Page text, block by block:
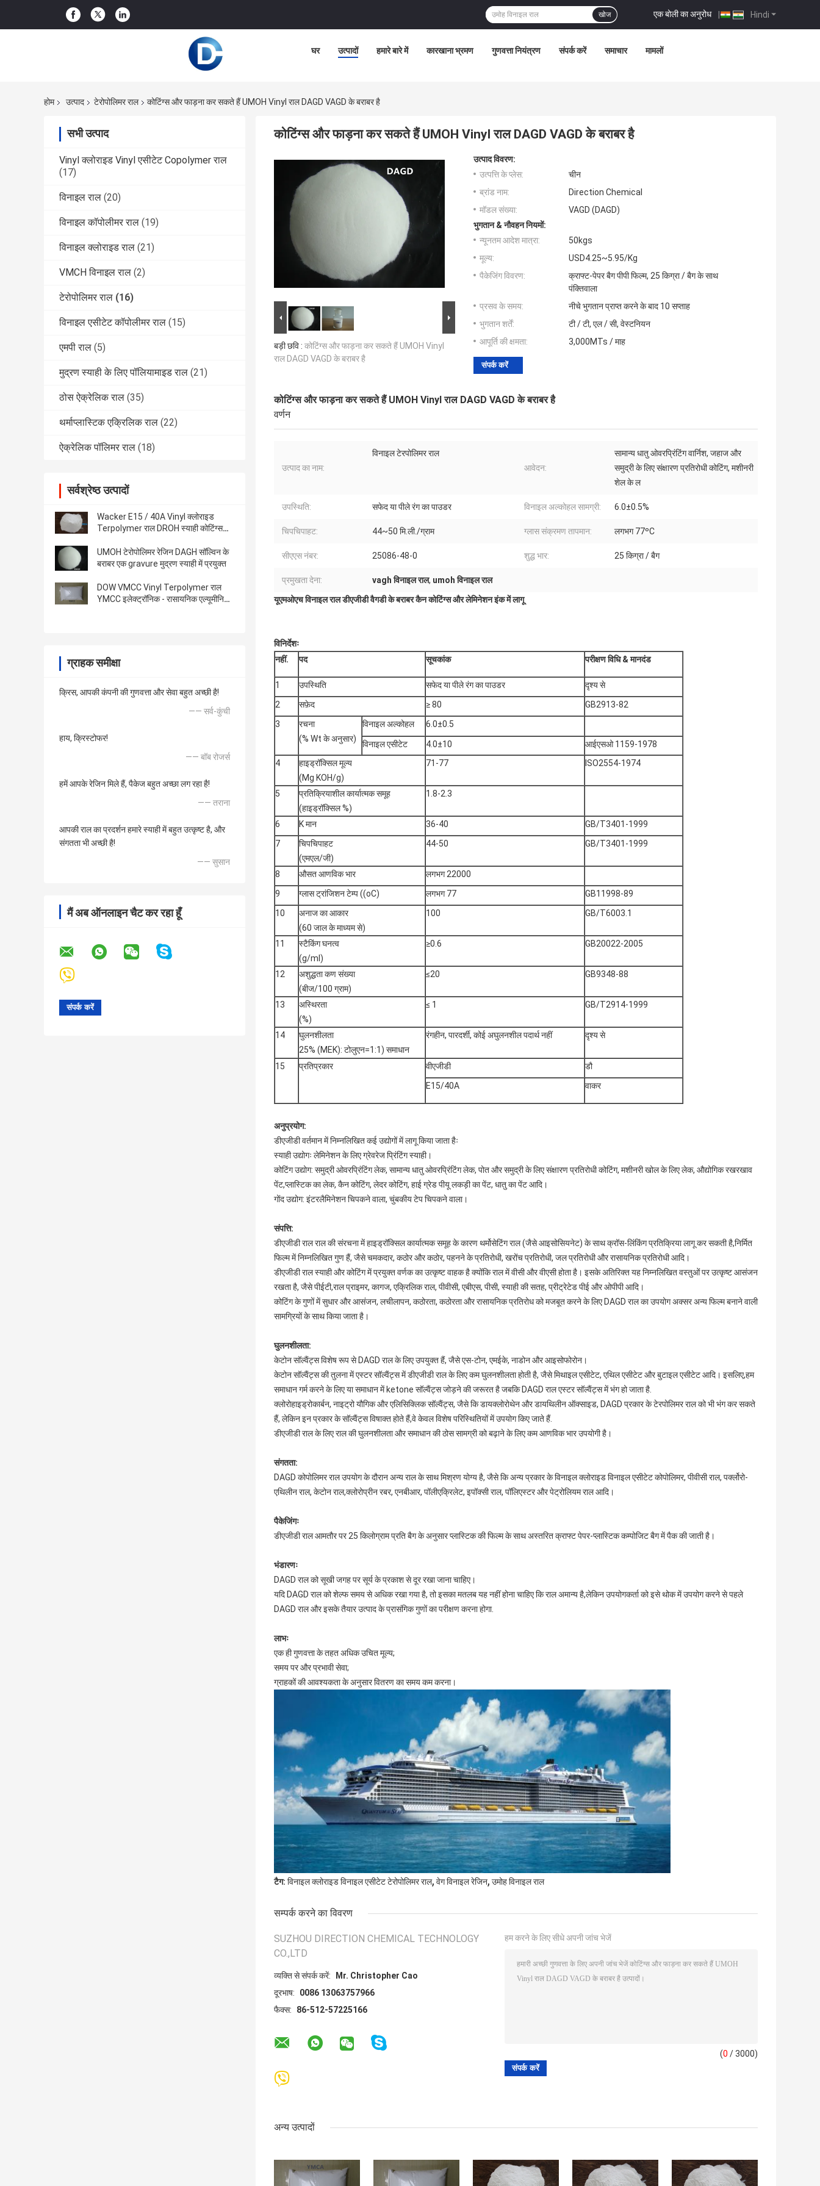
Hindi
एक बोली का अनुरोध |
खोज
घर उत्पादों हमारे बारे में कारखाना भ्रमण गुणवत्ता नियंत्रण संपर्क करें समाचार मामलों
होम उत्पाद टेरोपोलिमर राल कोटिंग्स और फाड़ना कर सकते हैं UMOH Vinyl राल DAGD VAGD के बराबर है
सभी उत्पाद
Vinyl क्लोराइड Vinyl एसीटेट Copolymer राल
(17)
विनाइल राल (20)
विनाइल कॉपोलीमर राल (19)
विनाइल क्लोराइड राल (21)
VMCH विनाइल राल (2)
टेरोपोलिमर राल (16)
विनाइल एसीटेट कॉपोलीमर राल (15)
एमपी राल (5)
मुद्रण स्याही के लिए पॉलियामाइड राल (21)
ठोस ऐक्रेलिक राल (35)
थर्माप्लास्टिक एक्रिलिक राल (22)
ऐक्रेलिक पॉलिमर राल (18)
सर्वश्रेष्ठ उत्पादों
Wacker E15 / 40A Vinyl क्लोराइड
Terpolymer राल DROH स्याही कोटिंग्स
UMOH टेरोपोलिमर रेजिन DAGH सॉल्विन के
बराबर एक gravure मुद्रण स्याही में प्रयुक्त
DOW VMCC Vinyl Terpolymer राल
YMCC इलेक्ट्रॉनिक - रासायनिक एल्यूमीनियम
ग्राहक समीक्षा
क्रिस, आपकी कंपनी की गुणवत्ता और सेवा बहुत अच्छी है!
—— सर्व-कुंची
हाय, क्रिस्टोफर!
—— बॉब रोजर्स
हमें आपके रेजिन मिले हैं, पैकेज बहुत अच्छा लग रहा है!
—— तराना
आपकी राल का प्रदर्शन हमारे स्याही में बहुत उत्कृष्ट है, और
संगतता भी अच्छी है!
—— सुसान
मैं अब ऑनलाइन चैट कर रहा हूँ
कोटिंग्स और फाड़ना कर सकते हैं UMOH Vinyl राल DAGD VAGD के बराबर है
बड़ी छवि : कोटिंग्स और फाड़ना कर सकते हैं UMOH Vinyl
राल DAGD VAGD के बराबर है
उत्पाद विवरण:
उत्पत्ति के प्लेस:
चीन
ब्रांड नाम:
Direction Chemical
मॉडल संख्या:
VAGD (DAGD)
भुगतान & नौवहन नियमों:
न्यूनतम आदेश मात्रा:
50kgs
मूल्य:
USD4.25~5.95/Kg
पैकेजिंग विवरण:
क्राफ्ट-पेपर बैग पीपी फिल्म, 25 किग्रा / बैग के साथ
पंक्तिवाला
प्रसव के समय:
नीचे भुगतान प्राप्त करने के बाद 10 सप्ताह
भुगतान शर्तें:
टी / टी, एल / सी, वेस्टनियन
आपूर्ति की क्षमता:
3,000MTs / माह
संपर्क करें
कोटिंग्स और फाड़ना कर सकते हैं UMOH Vinyl राल DAGD VAGD के बराबर है
वर्णन
उत्पाद का नाम:
विनाइल टेरपोलिमर राल
आवेदन:
सामान्य धातु ओवरप्रिंटिंग वार्निश, जहाज और
समुद्री के लिए संक्षारण प्रतिरोधी कोटिंग, मशीनरी
शेल के ल
उपस्थिति: सफेद या पीले रंग का पाउडर विनाइल अल्कोहल सामग्री: 6.0±0.5%
चिपचिपाहट: 44~50 मि.ली./ग्राम ग्लास संक्रमण तापमान: लगभग 77ºC
सीएएस नंबर: 25086-48-0 शुद्ध भार: 25 किग्रा / बैग
प्रमुखता देना: vagh विनाइल राल, umoh विनाइल राल
यूएमओएच विनाइल राल डीएजीडी वैगडी के बराबर कैन कोटिंग्स और लेमिनेशन इंक में लागू
विनिर्देशः
नहीं.
पद सूचकांक परीक्षण विधि & मानदंड
1 उपस्थिति सफेद या पीले रंग का पाउडर
दृश्य से
2
सफ़ेद ≥ 80
GB2913-82
3
रचना
(% Wt के अनुसार)
विनाइल अल्कोहल 6.0±0.5
विनाइल एसीटेट 4.0±10
आईएसओ 1159-1978
4
हाइड्रॉक्सिल मूल्य
(Mg KOH/g)
71-77 ISO2554-1974
5
प्रतिक्रियाशील कार्यात्मक समूह
(हाइड्रॉक्सिल %)
1.8-2.3
6 K मान 36-40
GB/T3401-1999
7
चिपचिपाहट
(एमएल/जी)
44-50 GB/T3401-1999
8 औसत आणविक भार
लगभग 22000
9
ग्लास ट्रांजिशन टेम्प ((oC) लगभग 77
GB11998-89
10
अनाज का आकार
(60 जाल के माध्यम से)
100 GB/T6003.1
11
स्टैकिंग घनत्व
(g/ml)
≥0.6 GB20022-2005
12
अशुद्धता कण संख्या
(बीज/100 ग्राम)
≤20 GB9348-88
13
अस्थिरता
(%)
≤ 1 GB/T2914-1999
14
घुलनशीलता
25% (MEK): टोलुएन=1:1) समाधान
रंगहीन, पारदर्शी, कोई अघुलनशील पदार्थ नहीं दृश्य से
15 प्रतिप्रकार वीएजीडी
डौ
E15/40A
वाकर
अनुप्रयोग:
डीएजीडी वर्तमान में निम्नलिखित कई उद्योगों में लागू किया जाता हैः
स्याही उद्योगः लेमिनेशन के लिए ग्रेवरेज प्रिंटिंग स्याही।
कोटिंग उद्योग: समुद्री ओवरप्रिंटिंग लेक, सामान्य धातु ओवरप्रिंटिंग लेक, पोत और समुद्री के लिए संक्षारण प्रतिरोधी कोटिंग, मशीनरी खोल के लिए लेक, औद्योगिक रखरखाव
पेंट,प्लास्टिक का लेक, कैन कोटिंग, लेदर कोटिंग, हाई ग्रेड पीयू लकड़ी का पेंट, धातु का पेंट आदि।
गोंद उद्योग: इंटरलैमिनेशन चिपकने वाला, चुंबकीय टेप चिपकने वाला।
संपत्ति:
डीएजीडी राल राल की संरचना में हाइड्रॉक्सिल कार्यात्मक समूह के कारण थर्मोसेटिंग राल (जैसे आइसोसियनेट) के साथ क्रॉस-लिंकिंग प्रतिक्रिया लागू कर सकती है,निर्मित
फिल्म में निम्नलिखित गुण हैं, जैसे चमकदार, कठोर और कठोर, पहनने के प्रतिरोधी, खरोंच प्रतिरोधी, जल प्रतिरोधी और रासायनिक प्रतिरोधी आदि।
डीएजीडी राल स्याही और कोटिंग में प्रयुक्त वर्णक का उत्कृष्ट वाहक है क्योंकि राल में वीसी और वीएसी होता है। इसके अतिरिक्त यह निम्नलिखित वस्तुओं पर उत्कृष्ट आसंजन
रखता है, जैसे पीईटी,राल प्राइमर, कागज, एक्रिलिक राल, पीवीसी, एबीएस, पीसी, स्याही की सतह, प्रीट्रेटेड पीई और ओपीपी आदि।
कोटिंग के गुणों में सुधार और आसंजन, लचीलापन, कठोरता, कठोरता और रासायनिक प्रतिरोध को मजबूत करने के लिए DAGD राल का उपयोग अक्सर अन्य फिल्म बनाने वाली
सामग्रियों के साथ किया जाता है।
घुलनशीलता:
केटोन सॉल्वैंट्स विशेष रूप से DAGD राल के लिए उपयुक्त हैं, जैसे एस-टोन, एमईके, नाडोन और आइसोफोरोन।
केटोन सॉल्वैंट्स की तुलना में एस्टर सॉल्वैंट्स में डीएजीडी राल के लिए कम घुलनशीलता होती है, जैसे मिथाइल एसीटेट, एथिल एसीटेट और बुटाइल एसीटेट आदि। इसलिए,हम
समाधान गर्म करने के लिए या समाधान में ketone सॉल्वैंट्स जोड़ने की जरूरत है जबकि DAGD राल एस्टर सॉल्वैंट्स में भंग हो जाता है.
क्लोरोहाइड्रोकार्बन, नाइट्रो यौगिक और एलिसिक्लिक सॉल्वैंट्स, जैसे कि डायक्लोरोथेन और डायथिलीन ऑक्साइड, DAGD प्रकार के टेरपोलिमर राल को भी भंग कर सकते
हैं, लेकिन इन प्रकार के सॉल्वैंट्स विषाक्त होते हैं,वे केवल विशेष परिस्थितियों में उपयोग किए जाते हैं.
डीएजीडी राल के लिए राल की घुलनशीलता और समाधान की ठोस सामग्री को बढ़ाने के लिए कम आणविक भार उपयोगी है।
संगतता:
DAGD कोपोलिमर राल उपयोग के दौरान अन्य राल के साथ मिश्रण योग्य है, जैसे कि अन्य प्रकार के विनाइल क्लोराइड विनाइल एसीटेट कोपोलिमर, पीवीसी राल, पर्क्लोरो-
एथिलीन राल, केटोन राल,क्लोरोप्रीन रबर, एनबीआर, पॉलीएक्रिलेट, इपॉक्सी राल, पॉलिएस्टर और पेट्रोलियम राल आदि।
पैकेजिंगः
डीएजीडी राल आमतौर पर 25 किलोग्राम प्रति बैग के अनुसार प्लास्टिक की फिल्म के साथ अस्तरित क्राफ्ट पेपर-प्लास्टिक कम्पोजिट बैग में पैक की जाती है।
भंडारणः
DAGD राल को सूखी जगह पर सूर्य के प्रकाश से दूर रखा जाना चाहिए।
यदि DAGD राल को शेल्फ समय से अधिक रखा गया है, तो इसका मतलब यह नहीं होना चाहिए कि राल अमान्य है,लेकिन उपयोगकर्ता को इसे थोक में उपयोग करने से पहले
DAGD राल और इसके तैयार उत्पाद के प्रासंगिक गुणों का परीक्षण करना होगा.
लाभः
एक ही गुणवत्ता के तहत अधिक उचित मूल्य;
समय पर और प्रभावी सेवा;
ग्राहकों की आवश्यकता के अनुसार वितरण का समय कम करना।
टैग: विनाइल क्लोराइड विनाइल एसीटेट टेरोपोलिमर राल, वेग विनाइल रेजिन, उमोह विनाइल राल
सम्पर्क करने का विवरण
SUZHOU DIRECTION CHEMICAL TECHNOLOGY
CO.,LTD
व्यक्ति से संपर्क करें:
Mr. Christopher Cao
दूरभाष:
0086 13063757966
फैक्स:
86-512-57225166
हम करने के लिए सीधे अपनी जांच भेजें
(0 / 3000)
अन्य उत्पादों